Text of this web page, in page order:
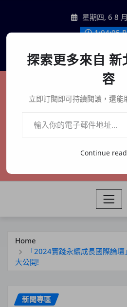
content
星期四, 6 8
1:04:06
聯絡我們
新北
在地、記憶、連
Home
「2024實踐永續成長國際論
大公開!
新聞專區
探索更多來自 新
容
立即訂閱即可持續閱讀，還能
Continue